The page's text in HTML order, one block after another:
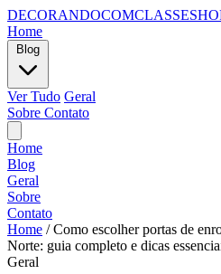
Home
Ver Tudo Geral
Sobre Contato
Home
Blog
Geral
Sobre
Contato
Home / Como escolher portas de
Norte: guia completo e dicas
Geral